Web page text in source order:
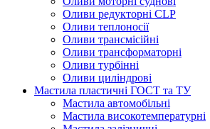
Оливи редукторні CLP
Оливи теплоносії
Оливи трансмісійні
Оливи трансформаторні
Оливи турбінні
Оливи циліндрові
Мастила пластичні ГОСТ та ТУ
Мастила автомобільні
Мастила високотемпературні